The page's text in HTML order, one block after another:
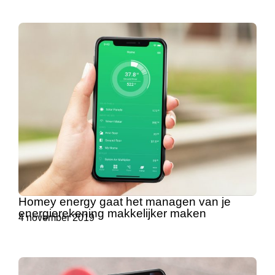
Homey energy gaat het managen van je
energierekening makkelijker maken
4 november 2019